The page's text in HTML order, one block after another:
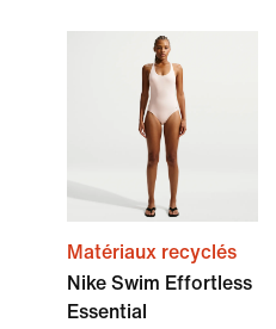
Matériaux recyclés
Nike Swim Effortless
Essential